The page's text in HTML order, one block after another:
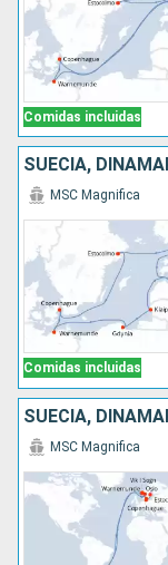
Comidas incluidas
Comidas incluidas
MSC Magnifica
MSC Magnifica